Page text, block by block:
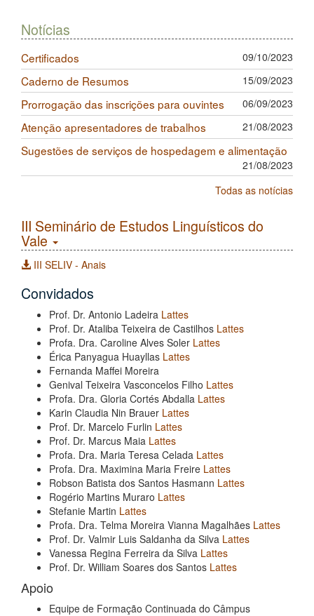
Notícias
Certificados 09/10/2023
Caderno de Resumos 15/09/2023
Prorrogação das inscrições para ouvintes 06/09/2023
Atenção apresentadores de trabalhos 21/08/2023
Sugestões de serviços de hospedagem e alimentação
21/08/2023
Todas as notícias
III Seminário de Estudos Linguísticos do
Vale
III SELIV - Anais
Convidados
Prof. Dr. Antonio Ladeira Lattes
Prof. Dr. Ataliba Teixeira de Castilhos Lattes
Profa. Dra. Caroline Alves Soler Lattes
Érica Panyagua Huayllas Lattes
Fernanda Maffei Moreira
Genival Teixeira Vasconcelos Filho Lattes
Profa. Dra. Gloria Cortés Abdalla Lattes
Karin Claudia Nin Brauer Lattes
Prof. Dr. Marcelo Furlin Lattes
Prof. Dr. Marcus Maia Lattes
Profa. Dra. Maria Teresa Celada Lattes
Profa. Dra. Maximina Maria Freire Lattes
Robson Batista dos Santos Hasmann Lattes
Rogério Martins Muraro Lattes
Stefanie Martin Lattes
Profa. Dra. Telma Moreira Vianna Magalhães Lattes
Prof. Dr. Valmir Luis Saldanha da Silva Lattes
Vanessa Regina Ferreira da Silva Lattes
Prof. Dr. William Soares dos Santos Lattes
Apoio
Equipe de Formação Continuada do Câmpus